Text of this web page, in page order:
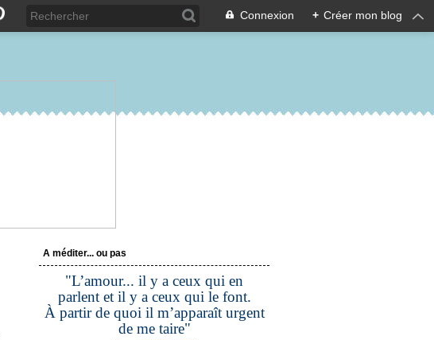
Connexion + Créer mon blog
A méditer... ou pas
"L’amour... il y a ceux qui en
parlent et il y a ceux qui le font.
À partir de quoi il m’apparaît urgent
de me taire"